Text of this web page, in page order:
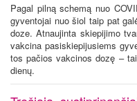
Pagal pilną schemą nuo
gyventojai nuo šiol taip pat
doze. Atnaujinta skiepijimo
vakcina pasiskiepijusiems
tos pačios vakcinos dozę –
dienų.